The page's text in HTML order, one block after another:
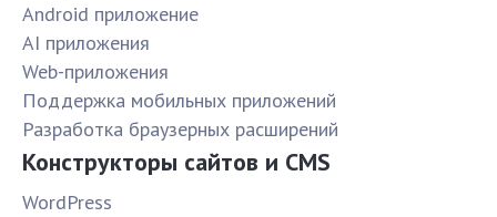
Android приложение
AI приложения
Web-приложения
Поддержка мобильных приложений
Разработка браузерных расширений
Конструкторы сайтов и CMS
WordPress